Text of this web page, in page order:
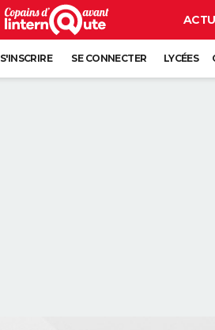
S'INSCRIRE SE CONNECTER LYCÉES